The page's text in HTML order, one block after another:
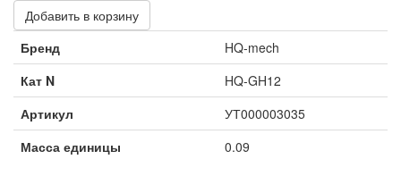
Добавить в корзину
Бренд
HQ-mech
Кат N
HQ-GH12
Артикул
УТ000003035
Масса единицы
0.09